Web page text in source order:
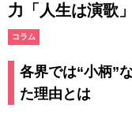
力「人生は演歌
コラム
各界では“小柄”
た理由とは